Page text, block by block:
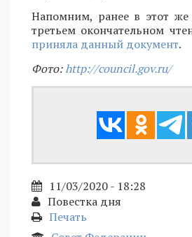
Напомним, ранее в этот
третьем окончательном
приняла данный документ.
Фото:http://council.gov.ru/
11/03/2020 - 18:28
Повестка дня
Печать